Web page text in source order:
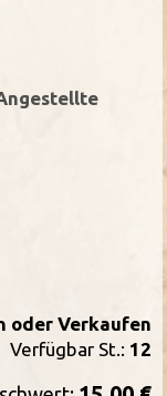
oder Verkaufen
Verfügbar St.: 12